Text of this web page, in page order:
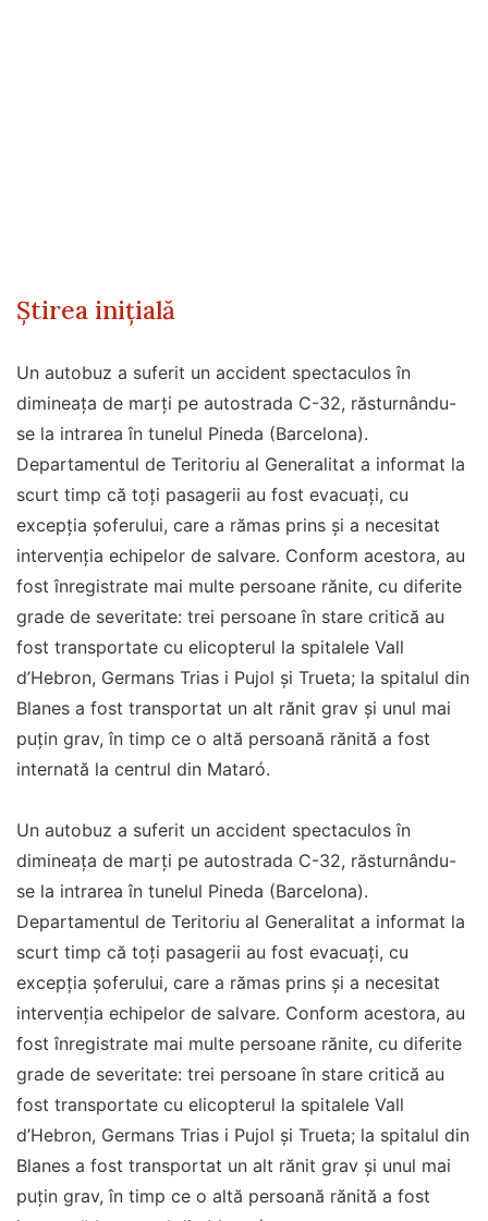
Știrea inițială
Un autobuz a suferit un accident spectaculos în
dimineața de marți pe autostrada C-32, răsturnându-
se la intrarea în tunelul Pineda (Barcelona).
Departamentul de Teritoriu al Generalitat a informat la
scurt timp că toți pasagerii au fost evacuați, cu
excepția șoferului, care a rămas prins și a necesitat
intervenția echipelor de salvare. Conform acestora, au
fost înregistrate mai multe persoane rănite, cu diferite
grade de severitate: trei persoane în stare critică au
fost transportate cu elicopterul la spitalele Vall
d’Hebron, Germans Trias i Pujol și Trueta; la spitalul din
Blanes a fost transportat un alt rănit grav și unul mai
puțin grav, în timp ce o altă persoană rănită a fost
internată la centrul din Mataró.
Un autobuz a suferit un accident spectaculos în
dimineața de marți pe autostrada C-32, răsturnându-
se la intrarea în tunelul Pineda (Barcelona).
Departamentul de Teritoriu al Generalitat a informat la
scurt timp că toți pasagerii au fost evacuați, cu
excepția șoferului, care a rămas prins și a necesitat
intervenția echipelor de salvare. Conform acestora, au
fost înregistrate mai multe persoane rănite, cu diferite
grade de severitate: trei persoane în stare critică au
fost transportate cu elicopterul la spitalele Vall
d’Hebron, Germans Trias i Pujol și Trueta; la spitalul din
Blanes a fost transportat un alt rănit grav și unul mai
puțin grav, în timp ce o altă persoană rănită a fost